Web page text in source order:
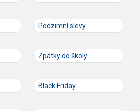
Podzimní slevy
Zpátky do školy
Black Friday